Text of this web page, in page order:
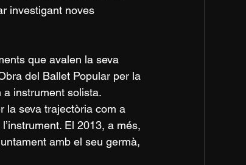
investigant noves
que avalen la seva
del Ballet Popular per la
instrument solista.
la seva trajectòria com a
El 2013, a més,
amb el seu germà,